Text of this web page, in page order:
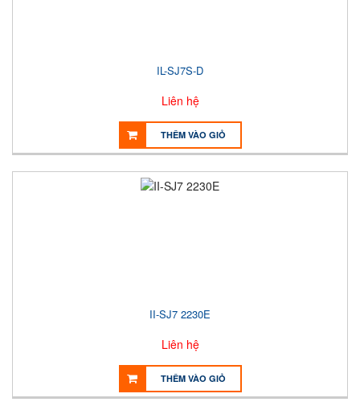
IL-SJ7S-D
Liên hệ
THÊM VÀO GIỎ
II-SJ7 2230E
Liên hệ
THÊM VÀO GIỎ